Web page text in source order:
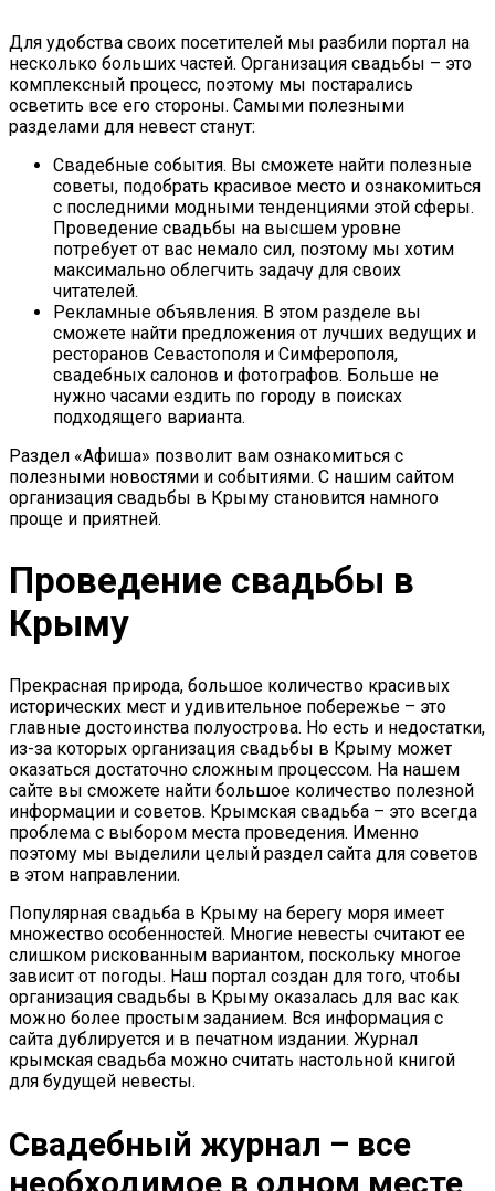
Для удобства своих посетителей мы разбили портал на
несколько больших частей. Организация свадьбы – это
комплексный процесс, поэтому мы постарались
осветить все его стороны. Самыми полезными
разделами для невест станут:
Свадебные события. Вы сможете найти полезные
советы, подобрать красивое место и ознакомиться
с последними модными тенденциями этой сферы.
Проведение свадьбы на высшем уровне
потребует от вас немало сил, поэтому мы хотим
максимально облегчить задачу для своих
читателей.
Рекламные объявления. В этом разделе вы
сможете найти предложения от лучших ведущих и
ресторанов Севастополя и Симферополя,
свадебных салонов и фотографов. Больше не
нужно часами ездить по городу в поисках
подходящего варианта.
Раздел «Афиша» позволит вам ознакомиться с
полезными новостями и событиями. С нашим сайтом
организация свадьбы в Крыму становится намного
проще и приятней.
Проведение свадьбы в
Крыму
Прекрасная природа, большое количество красивых
исторических мест и удивительное побережье – это
главные достоинства полуострова. Но есть и недостатки,
из-за которых организация свадьбы в Крыму может
оказаться достаточно сложным процессом. На нашем
сайте вы сможете найти большое количество полезной
информации и советов. Крымская свадьба – это всегда
проблема с выбором места проведения. Именно
поэтому мы выделили целый раздел сайта для советов
в этом направлении.
Популярная свадьба в Крыму на берегу моря имеет
множество особенностей. Многие невесты считают ее
слишком рискованным вариантом, поскольку многое
зависит от погоды. Наш портал создан для того, чтобы
организация свадьбы в Крыму оказалась для вас как
можно более простым заданием. Вся информация с
сайта дублируется и в печатном издании. Журнал
крымская свадьба можно считать настольной книгой
для будущей невесты.
Свадебный журнал – все
необходимое в одном месте